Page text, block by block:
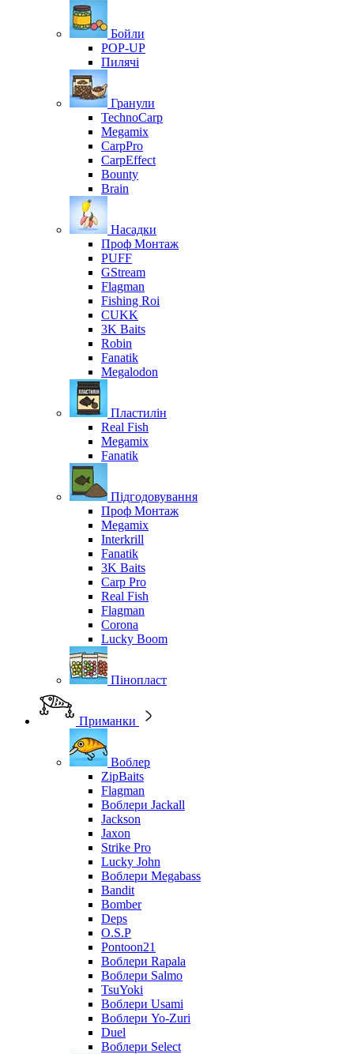
Бойли
POP-UP
Пилячі
Гранули
TechnoCarp
Megamix
CarpPro
CarpEffect
Bounty
Brain
Насадки
Проф Монтаж
PUFF
GStream
Flagman
Fishing Roi
CUKK
3K Baits
Robin
Fanatik
Megalodon
Пластилін
Real Fish
Megamix
Fanatik
Підгодовування
Проф Монтаж
Megamix
Interkrill
Fanatik
3K Baits
Carp Pro
Real Fish
Flagman
Corona
Lucky Boom
Пінопласт
Приманки
Воблер
ZipBaits
Flagman
Воблери Jackall
Jackson
Jaxon
Strike Pro
Lucky John
Воблери Megabass
Bandit
Bomber
Deps
O.S.P
Pontoon21
Воблери Rapala
Воблери Salmo
TsuYoki
Воблери Usami
Воблери Yo-Zuri
Duel
Воблери Select